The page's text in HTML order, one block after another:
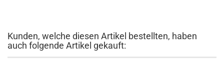
Kunden, welche diesen Artikel bestellten, haben
auch folgende Artikel gekauft: